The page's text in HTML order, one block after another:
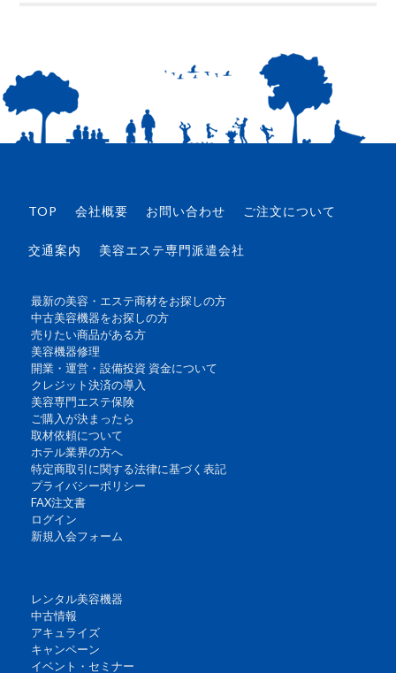
TOP 会社概要 お問い合わせ ご注文について
交通案内 美容エステ専門派遣会社
最新の美容・エステ商材をお探しの方
中古美容機器をお探しの方
売りたい商品がある方
美容機器修理
開業・運営・設備投資 資金について
クレジット決済の導入
美容専門エステ保険
ご購入が決まったら
取材依頼について
ホテル業界の方へ
特定商取引に関する法律に基づく表記
プライバシーポリシー
FAX注文書
ログイン
新規入会フォーム
レンタル美容機器
中古情報
アキュライズ
キャンペーン
イベント・セミナー